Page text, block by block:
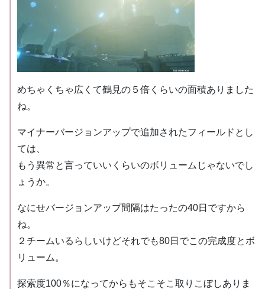
めちゃくちゃ広くて鶴見の５倍くらいの面積ありました
ね。
マイナーバージョンアップで追加されたフィールドとし
ては、
もう異常と言っていいくらいのボリュームじゃないでし
ょうか。
なにせバージョンアップ間隔はたったの40日ですから
ね。
２チームいるらしいけどそれでも80日でこの完成度とボ
リューム。
探索度100％になってからもそこそこ取りこぼしありま